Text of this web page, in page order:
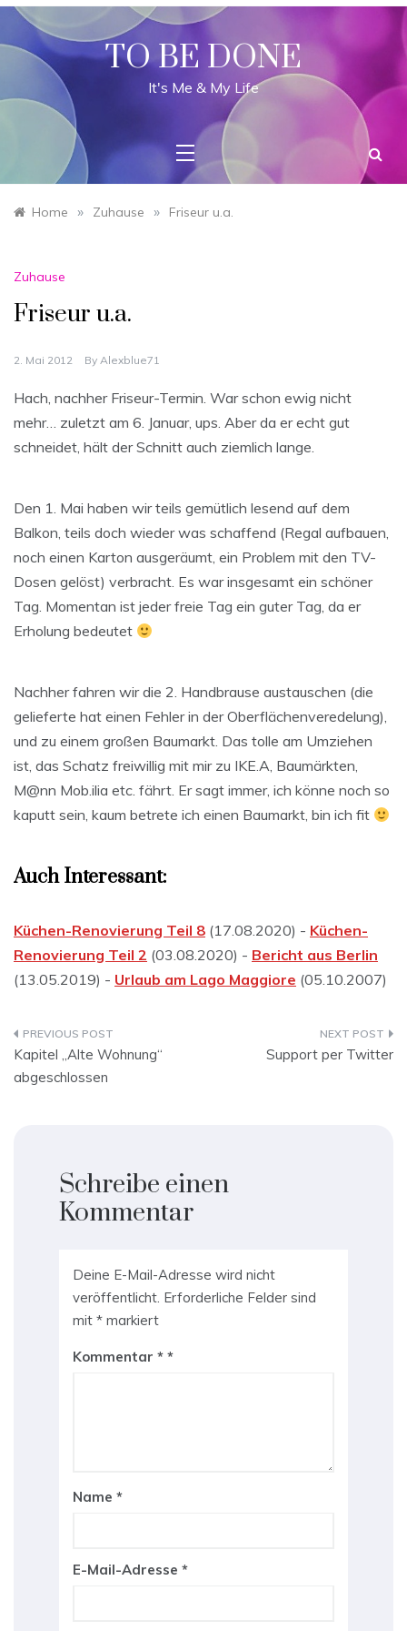
Skip
content
TO BE DONE
It's Me & My Life
Home » Zuhause » Friseur u.a.
Zuhause
Friseur u.a.
2. Mai 2012 By Alexblue71
Hach, nachher Friseur-Termin. War schon ewig nicht
mehr… zuletzt am 6. Januar, ups. Aber da er echt gut
schneidet, hält der Schnitt auch ziemlich lange.
Den 1. Mai haben wir teils gemütlich lesend auf dem
Balkon, teils doch wieder was schaffend (Regal aufbauen,
noch einen Karton ausgeräumt, ein Problem mit den TV-
Dosen gelöst) verbracht. Es war insgesamt ein schöner
Tag. Momentan ist jeder freie Tag ein guter Tag, da er
Erholung bedeutet
Nachher fahren wir die 2. Handbrause austauschen (die
gelieferte hat einen Fehler in der Oberflächenveredelung),
und zu einem großen Baumarkt. Das tolle am Umziehen
ist, das Schatz freiwillig mit mir zu IKE.A, Baumärkten,
M@nn Mob.ilia etc. fährt. Er sagt immer, ich könne noch so
kaputt sein, kaum betrete ich einen Baumarkt, bin ich fit
Auch Interessant:
Küchen-Renovierung Teil 8 (17.08.2020) - Küchen-
Renovierung Teil 2 (03.08.2020) - Bericht aus Berlin
(13.05.2019) - Urlaub am Lago Maggiore (05.10.2007)
Beitragsnavigation
Kapitel „Alte Wohnung“
abgeschlossen
Support per Twitter
Schreibe einen
Kommentar
Deine E-Mail-Adresse wird nicht
veröffentlicht. Erforderliche Felder sind
mit * markiert
Kommentar *
Name *
E-Mail-Adresse *